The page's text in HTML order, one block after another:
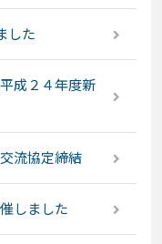
した
成２４年度新
流協定締結
しました